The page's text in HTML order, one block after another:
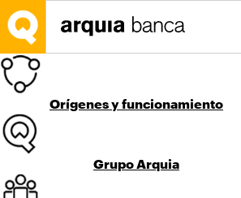
Salta al contingut principal
Orígenes y funcionamiento
Grupo Arquia